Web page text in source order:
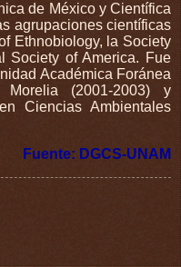
de México y Científica
agrupaciones científicas
Ethnobiology, la Society
Society of America. Fue
Académica Foránea
(2001-2003) y
Ciencias Ambientales
Fuente: DGCS-UNAM